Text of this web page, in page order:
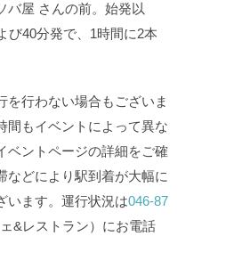
バ屋 さんの前。始発以
び40分発で、1時間に2本
行わない場合もございま
間もイベントによって異な
ベントページの詳細をご確
などにより駅到着が大幅に
います。運行状況は046-87
ェ&レストラン）にお電話